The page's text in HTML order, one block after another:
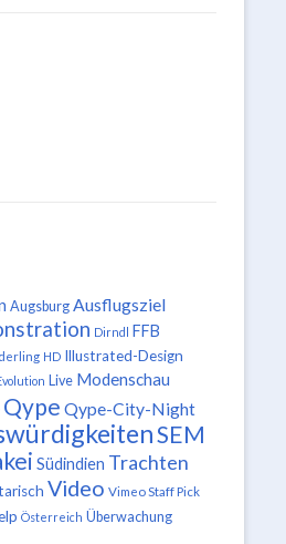
Augsburg Ausflugsziel
Dirndl FFB
HD Illustrated-Design
Live Modenschau
Qype Qype-City-Night
SEM
Südindien Trachten
Video Vimeo Staff Pick
Österreich Überwachung